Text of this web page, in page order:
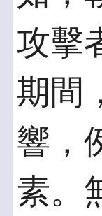
攻擊
期間
響，
素。